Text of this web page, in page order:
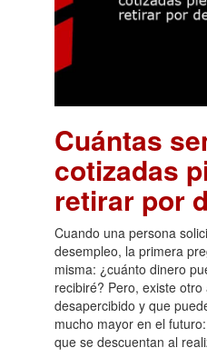
Cuántas
cotizadas
retirar por
Cuando una persona
desempleo, la primera
misma: ¿cuánto dinero
recibiré? Pero, existe
desapercibido y que
mucho mayor en el
que se descuentan al